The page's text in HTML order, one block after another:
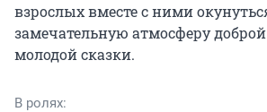
взрослых вместе с ними
замечательную атмосферу доброй
молодой сказки.
В ролях: